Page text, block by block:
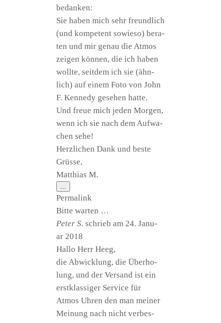
bedanken:
Sie haben mich sehr freund­lich
(und kom­pe­tent sowie­so) bera­
ten und mir genau die Atmos
zei­gen kön­nen, die ich haben
woll­te, seit­dem ich sie (ähn­
lich) auf einem Foto von John
F. Ken­ne­dy gese­hen hatte.
Und freue mich jeden Mor­gen,
wenn ich sie nach dem Auf­wa­
chen sehe!
Herz­li­chen Dank und bes­te
Grüsse,
Mat­thi­as M.
...
Metabox
ein-/ausblenden.
Per­ma­link
Bit­te warten …
Peter S. schrieb am 24. Janu­
ar 2018
Hal­lo Herr Heeg,
die Abwick­lung, die Über­ho­
lung, und der Ver­sand ist ein
erst­klas­si­ger Ser­vice für
Atmos Uhren den man mei­ner
Mei­nung nach nicht ver­bes­